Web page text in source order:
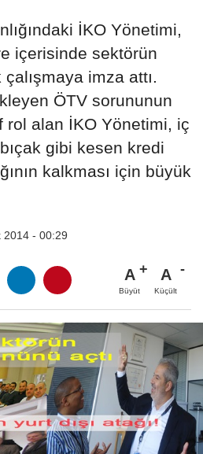
İKO Yönetimi,
içerisinde sektörün
imza attı.
ÖTV sorununun
rol alan İKO Yönetimi, iç
gibi kesen kredi
kalkması için büyük
2014 - 00:29
A
Büyüt
A
Küçült